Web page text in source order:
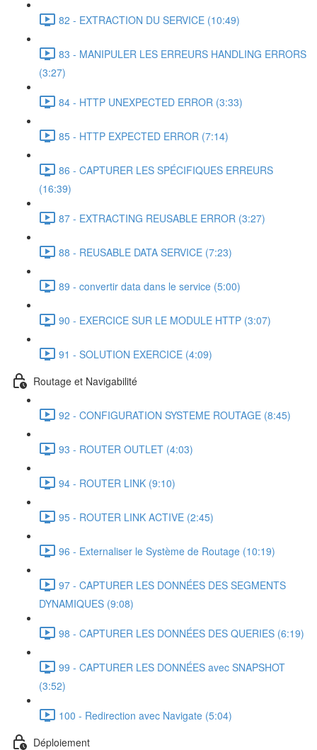
82 - EXTRACTION DU SERVICE (10:49)
83 - MANIPULER LES ERREURS HANDLING ERRORS
(3:27)
84 - HTTP UNEXPECTED ERROR (3:33)
85 - HTTP EXPECTED ERROR (7:14)
86 - CAPTURER LES SPÉCIFIQUES ERREURS
(16:39)
87 - EXTRACTING REUSABLE ERROR (3:27)
88 - REUSABLE DATA SERVICE (7:23)
89 - convertir data dans le service (5:00)
90 - EXERCICE SUR LE MODULE HTTP (3:07)
91 - SOLUTION EXERCICE (4:09)
Routage et Navigabilité
92 - CONFIGURATION SYSTEME ROUTAGE (8:45)
93 - ROUTER OUTLET (4:03)
94 - ROUTER LINK (9:10)
95 - ROUTER LINK ACTIVE (2:45)
96 - Externaliser le Système de Routage (10:19)
97 - CAPTURER LES DONNÉES DES SEGMENTS
DYNAMIQUES (9:08)
98 - CAPTURER LES DONNÉES DES QUERIES (6:19)
99 - CAPTURER LES DONNÉES avec SNAPSHOT
(3:52)
100 - Redirection avec Navigate (5:04)
Déploiement